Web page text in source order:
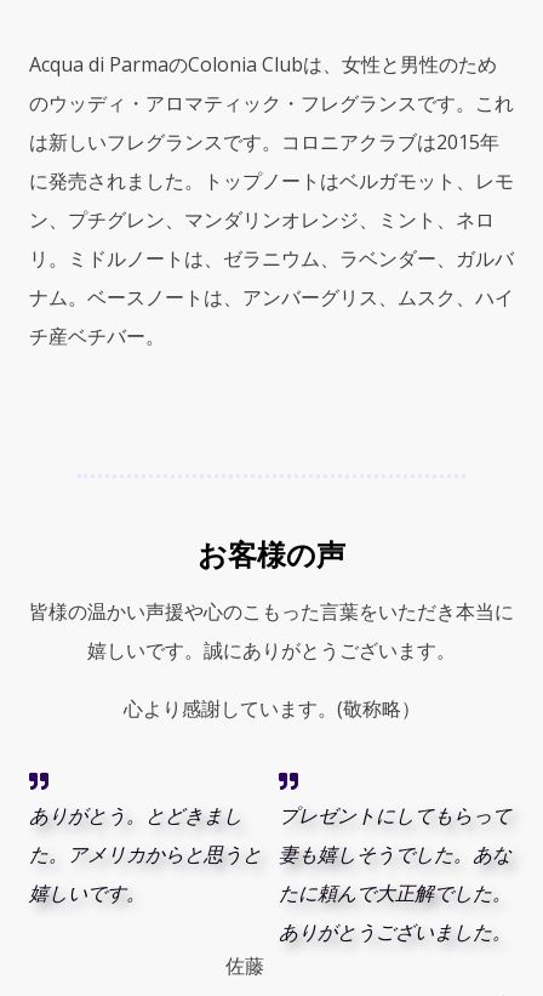
ニ
ア
ク
ラ
ブ）
(75ml)
Deodorant
quantity
Acqua di ParmaのColonia Clubは、女性と男性のため
のウッディ・アロマティック・フレグランスです。これ
は新しいフレグランスです。コロニアクラブは2015年
に発売されました。トップノートはベルガモット、レモ
ン、プチグレン、マンダリンオレンジ、ミント、ネロ
リ。ミドルノートは、ゼラニウム、ラベンダー、ガルバ
ナム。ベースノートは、アンバーグリス、ムスク、ハイ
チ産ベチバー。
お客様の声
皆様の温かい声援や心のこもった言葉をいただき本当に
嬉しいです。誠にありがとうございます。
心より感謝しています。(敬称略）
ありがとう。とどきまし
た。アメリカからと思うと
嬉しいです。
佐藤
プレゼントにしてもらって
妻も嬉しそうでした。あな
たに頼んで大正解でした。
ありがとうございました。